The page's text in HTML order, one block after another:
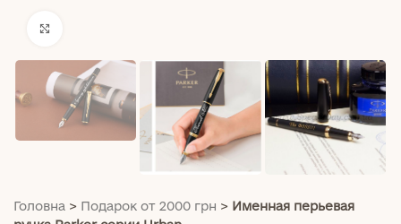
Головна > Подарок от 2000 грн > Именная перьевая